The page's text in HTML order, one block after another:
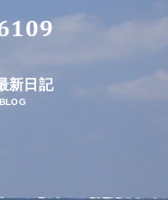
新日記
BLOG